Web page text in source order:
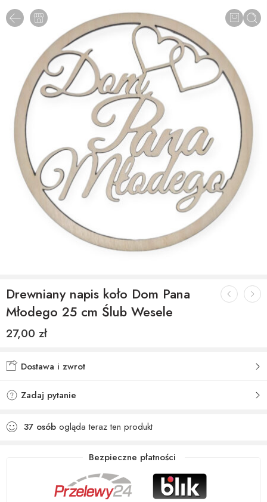
Drewniany napis koło Dom Pana
Młodego 25 cm Ślub Wesele
27,00 zł
Dostawa i zwrot
Zadaj pytanie
37 osób ogląda teraz ten produkt
Bezpieczne płatności